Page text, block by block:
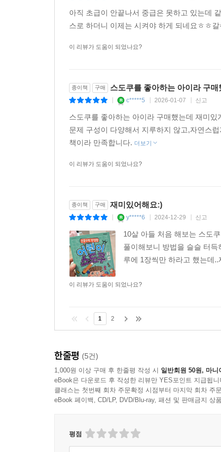
아직 초급이 안끝나서 중급은 못하고 있는데
스로 하더니 이제는 시켜야 하게 되네요ㅎㅎ
이 리뷰가 도움이 되었나요?
종이책 구매 스도쿠를 좋아하는 아이라 구
c*****5 2026-01-07 신고
스도쿠를 좋아하는 아이라 구매했는데 재미
문제 구성이 다양해서 지루하지 않고,자연스
책이라 만족합니다. 더보기
이 리뷰가 도움이 되었나요?
종이책 구매 재미있어해요:)
y*****6 2024-12-29 신고
10살 아들 처음 해보는 스도
풀이해보니 방법을 슬슬 터
루에 1장씩만 하라고 했는데
이 리뷰가 도움이 되었나요?
1 2
한줄평 (5건)
1,000원 이상 구매 후 한줄평 작성 시 일반회원 50원, 마니
eBook은 다운로드 후 작성한 리뷰만 YES포인트 지급됩니
클래스는 첫번째 회차 주문확정 시점부터 마지막 회차 주
eBook 페이백, CD/LP, DVD/Blu-ray, 패션 및 판매금지 상
평점